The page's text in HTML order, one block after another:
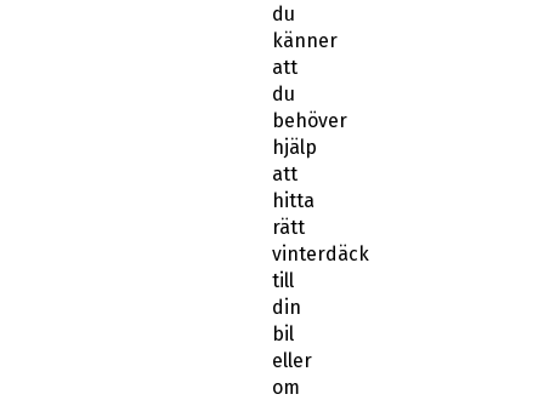
du
känner
att
du
behöver
hjälp
att
hitta
rätt
vinterdäck
till
din
bil
eller
om